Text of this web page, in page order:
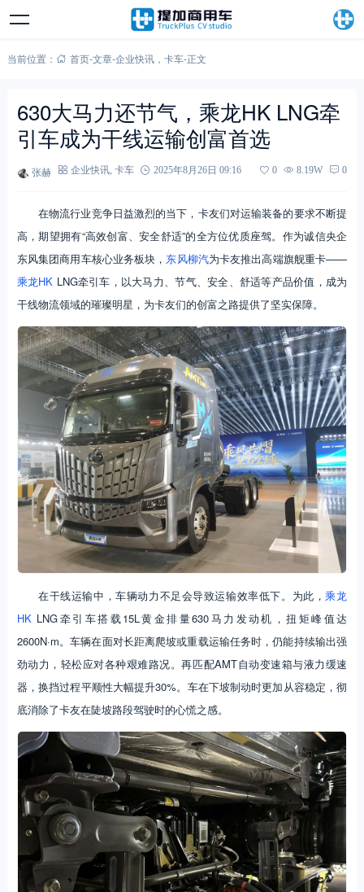
当前位置： 首页-文章-企业快讯， 卡车-正文
630大马力还节气，乘龙HK LNG牵
引车成为干线运输创富首选
张赫 企业快讯, 卡车 2025年8月26日 09:16 0 8.19W 0
在物流行业竞争日益激烈的当下，卡友们对运输装备的要求不断提
高，期望拥有“高效创富、安全舒适”的全方位优质座驾。作为诚信央企
东风集团商用车核心业务板块， 东风柳汽为卡友推出高端旗舰重卡——
乘龙HK LNG牵引车，以大马力、节气、安全、舒适等产品价值，成为
干线物流领域的璀璨明星，为卡友们的创富之路提供了坚实保障。
在干线运输中，车辆动力不足会导致运输效率低下。为此，乘龙
HKLNG牵引车搭载15L黄金排量630马力发动机，扭矩峰值达
2600N·m。车辆在面对长距离爬坡或重载运输任务时，仍能持续输出强
劲动力，轻松应对各种艰难路况。再匹配AMT自动变速箱与液力缓速
器，换挡过程平顺性大幅提升30%。车在下坡制动时更加从容稳定，彻
底消除了卡友在陡坡路段驾驶时的心慌之感。